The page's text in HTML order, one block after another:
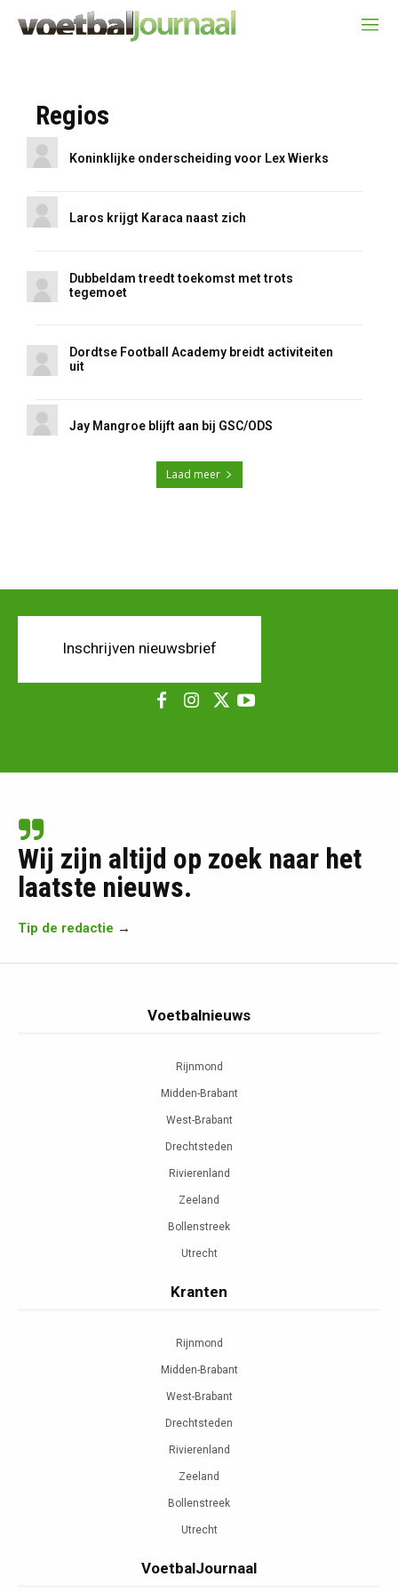
Regios
Koninklijke onderscheiding voor Lex Wierks
Laros krijgt Karaca naast zich
Dubbeldam treedt toekomst met trots
tegemoet
Dordtse Football Academy breidt activiteiten
uit
Jay Mangroe blijft aan bij GSC/ODS
Laad meer
Inschrijven nieuwsbrief
Wij zijn altijd op zoek naar het
laatste nieuws.
Tip de redactie →
Voetbalnieuws
Rijnmond
Midden-Brabant
West-Brabant
Drechtsteden
Rivierenland
Zeeland
Bollenstreek
Utrecht
Kranten
Rijnmond
Midden-Brabant
West-Brabant
Drechtsteden
Rivierenland
Zeeland
Bollenstreek
Utrecht
VoetbalJournaal